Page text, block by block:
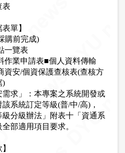
表
單】
購前完成)
一覽表
作業申請表■個人資料傳輸
資安/個資保護查核表(查核方
)
求」：本專案之系統開發或
系統訂定等級(普/中/高)，
分級辦法」附表十「資通系
部適用項目要求。